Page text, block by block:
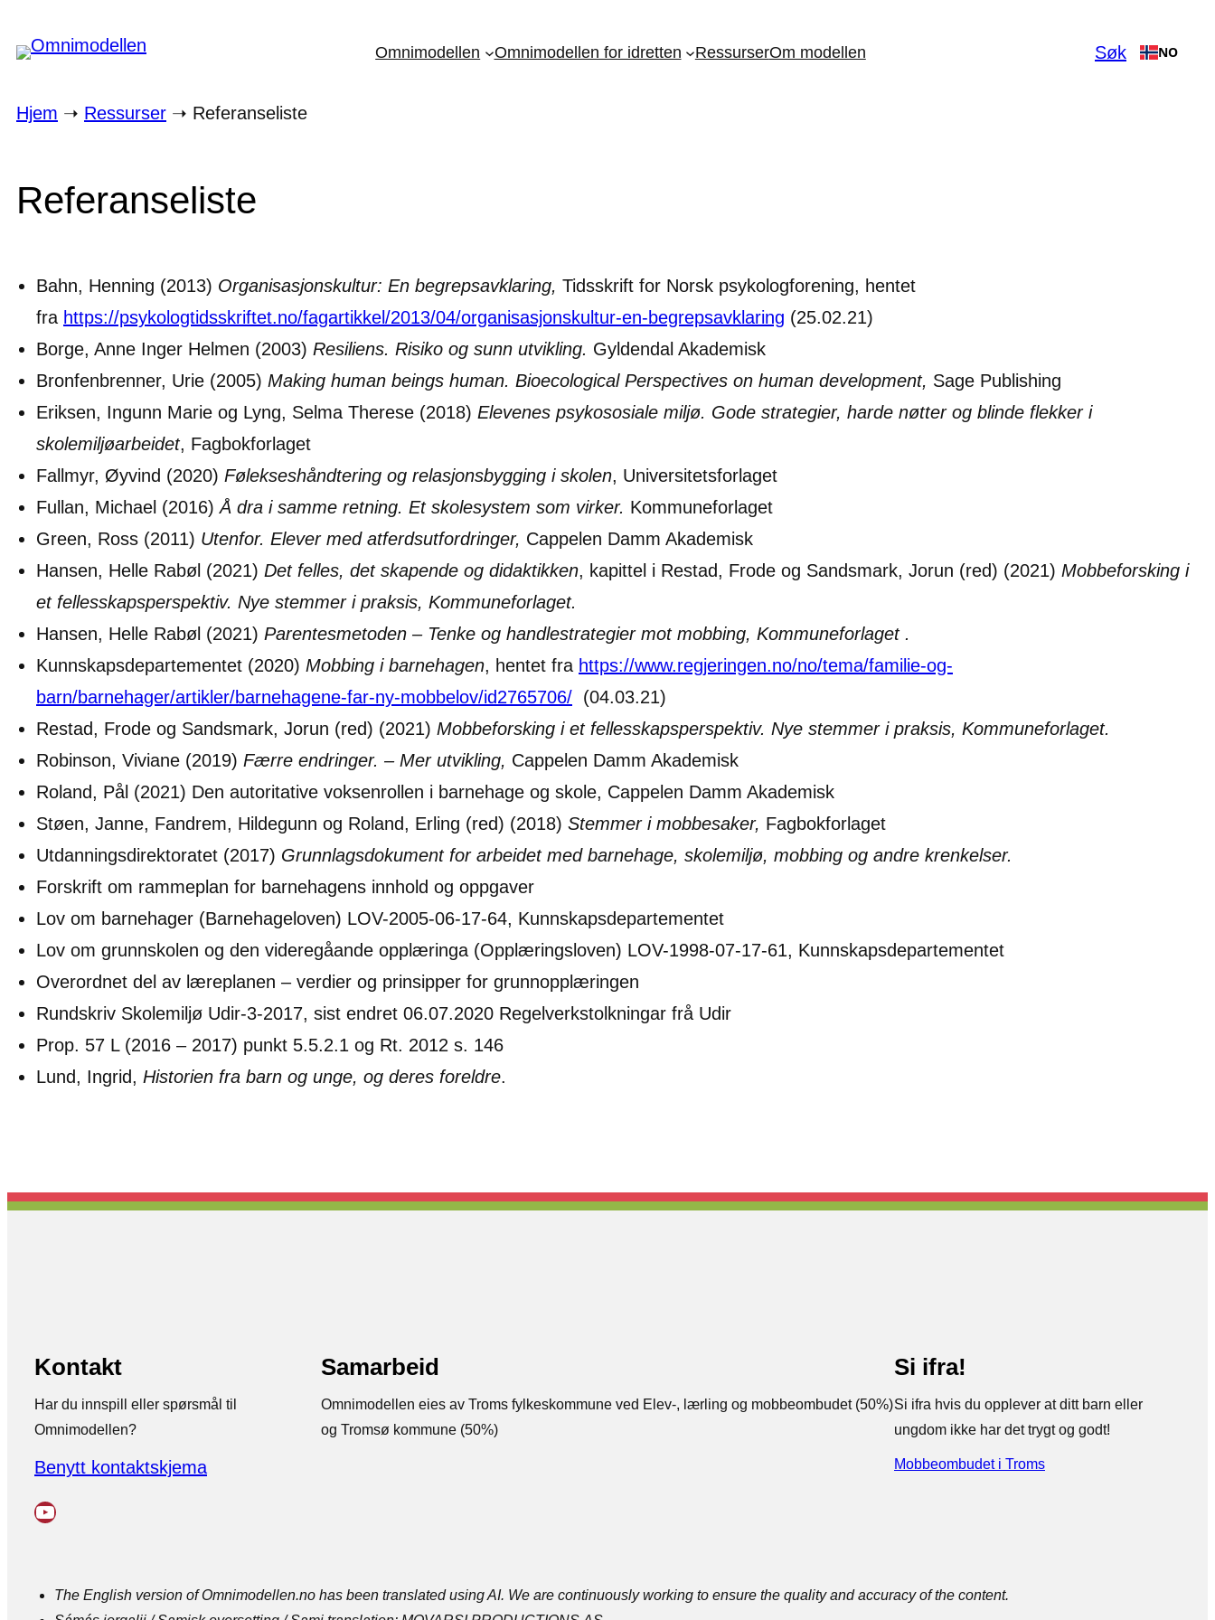
til
Omnimodellen Omnimodellen for idretten RessurserOm modellen Søk NO
Hjem ➝ Ressurser ➝ Referanseliste
Referanseliste
Bahn, Henning (2013) Organisasjonskultur: En begrepsavklaring, Tidsskrift for Norsk psykologforening, hentet
fra https://psykologtidsskriftet.no/fagartikkel/2013/04/organisasjonskultur-en-begrepsavklaring (25.02.21)
Borge, Anne Inger Helmen (2003) Resiliens. Risiko og sunn utvikling. Gyldendal Akademisk
Bronfenbrenner, Urie (2005) Making human beings human. Bioecological Perspectives on human development, Sage Publishing
Eriksen, Ingunn Marie og Lyng, Selma Therese (2018) Elevenes psykososiale miljø. Gode strategier, harde nøtter og blinde flekker i
skolemiljøarbeidet, Fagbokforlaget
Fallmyr, Øyvind (2020) Følekseshåndtering og relasjonsbygging i skolen, Universitetsforlaget
Fullan, Michael (2016)Å dra i samme retning. Et skolesystem som virker. Kommuneforlaget
Green, Ross (2011) Utenfor. Elever med atferdsutfordringer, Cappelen Damm Akademisk
Hansen, Helle Rabøl (2021) Det felles, det skapende og didaktikken, kapittel i Restad, Frode og Sandsmark, Jorun (red) (2021) Mobbeforsking i
et fellesskapsperspektiv. Nye stemmer i praksis, Kommuneforlaget.
Hansen, Helle Rabøl (2021) Parentesmetoden – Tenke og handlestrategier mot mobbing, Kommuneforlaget .
Kunnskapsdepartementet (2020) Mobbing i barnehagen, hentet fra https://www.regjeringen.no/no/tema/familie-og-
barn/barnehager/artikler/barnehagene-far-ny-mobbelov/id2765706/ (04.03.21)
Restad, Frode og Sandsmark, Jorun (red) (2021) Mobbeforsking i et fellesskapsperspektiv. Nye stemmer i praksis, Kommuneforlaget.
Robinson, Viviane (2019) Færre endringer. – Mer utvikling, Cappelen Damm Akademisk
Roland, Pål (2021) Den autoritative voksenrollen i barnehage og skole, Cappelen Damm Akademisk
Støen, Janne, Fandrem, Hildegunn og Roland, Erling (red) (2018) Stemmer i mobbesaker, Fagbokforlaget
Utdanningsdirektoratet (2017) Grunnlagsdokument for arbeidet med barnehage, skolemiljø, mobbing og andre krenkelser.
Forskrift om rammeplan for barnehagens innhold og oppgaver
Lov om barnehager (Barnehageloven) LOV-2005-06-17-64, Kunnskapsdepartementet
Lov om grunnskolen og den videregåande opplæringa (Opplæringsloven) LOV-1998-07-17-61, Kunnskapsdepartementet
Overordnet del av læreplanen – verdier og prinsipper for grunnopplæringen
Rundskriv Skolemiljø Udir-3-2017, sist endret 06.07.2020 Regelverkstolkningar frå Udir
Prop. 57 L (2016 – 2017) punkt 5.5.2.1 og Rt. 2012 s. 146
Lund, Ingrid, Historien fra barn og unge, og deres foreldre.
Kontakt
Har du innspill eller spørsmål til
Omnimodellen?
Benytt kontaktskjema
YouTube
Samarbeid
Omnimodellen eies av Troms fylkeskommune ved Elev-, lærling og mobbeombudet (50%)
og Tromsø kommune (50%)
Si ifra!
Si ifra hvis du opplever at ditt barn eller
ungdom ikke har det trygt og godt!
Mobbeombudet i Troms
The English version of Omnimodellen.no has been translated using AI. We are continuously working to ensure the quality and accuracy of the content.